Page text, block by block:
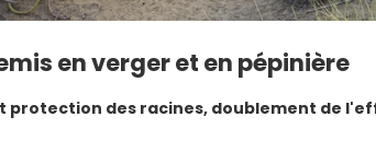
en verger et en pépinière
protection des racines, doublement de